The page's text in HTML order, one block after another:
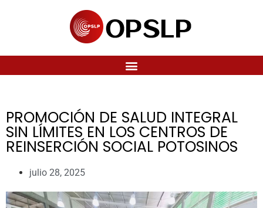
PROMOCIÓN DE SALUD INTEGRAL
SIN LÍMITES EN LOS CENTROS DE
REINSERCIÓN SOCIAL POTOSINOS
julio 28, 2025